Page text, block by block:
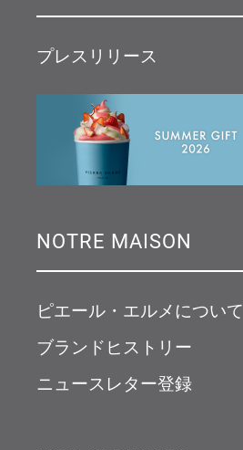
プレスリリース
NOTRE MAISON
ピエール・エルメについて
ブランドヒストリー
ニュースレター登録